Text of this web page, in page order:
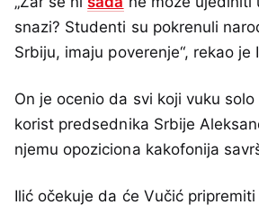
snazi? Studenti su pokrenuli
Srbiju, imaju poverenje“, rekao je
On je ocenio da svi koji vuku
korist predsednika Srbije
njemu opoziciona kakofonija
Ilić očekuje da će Vučić pripremiti